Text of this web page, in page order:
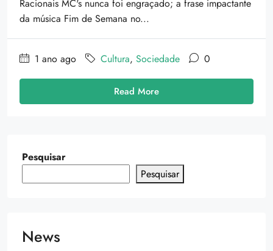
Racionais MC's nunca foi engraçado; a frase impactante
da música Fim de Semana no...
1 ano ago Cultura, Sociedade 0
Read More
Pesquisar
Pesquisar
News